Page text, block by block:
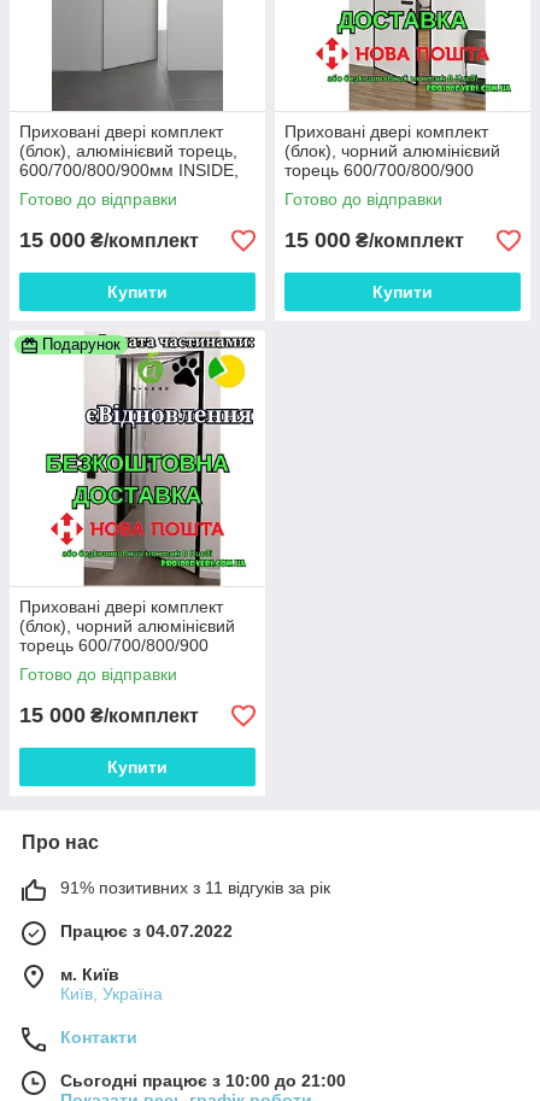
Приховані двері комплект
(блок), алюмінієвий торець,
600/700/800/900мм INSIDE,
внутрішнього відкривання
Готово до відправки
15 000 ₴/комплект
Купити
Приховані двері комплект
(блок), чорний алюмінієвий
торець 600/700/800/900
Готово до відправки
15 000 ₴/комплект
Купити
Подарунок
Приховані двері комплект
(блок), чорний алюмінієвий
торець 600/700/800/900
INSIDE, внутрішнього
відкривання
Готово до відправки
15 000 ₴/комплект
Купити
Про нас
91% позитивних з 11 відгуків за рік
Працює з 04.07.2022
м. Київ
Київ, Україна
Контакти
Сьогодні працює з 10:00 до 21:00